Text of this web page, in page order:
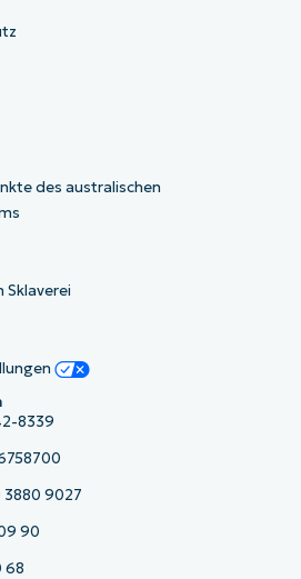
des australischen
Sklaverei
8339
9027
90
68